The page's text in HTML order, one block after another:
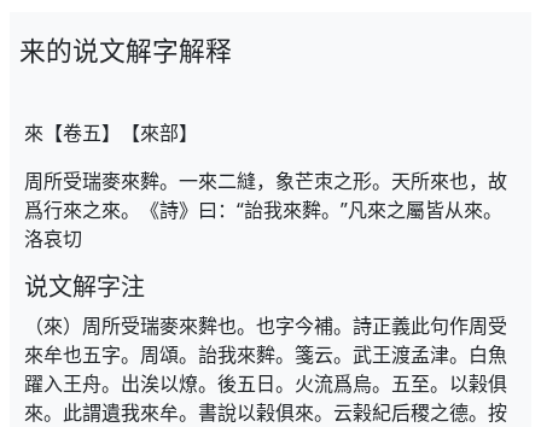
来的说文解字解释
來【卷五】【來部】
周所受瑞麥來麰。一來二縫，象芒朿之形。天所來也，故
爲行來之來。《詩》曰：“詒我來麰。”凡來之屬皆从來。
洛哀切
说文解字注
（來）周所受瑞麥來麰也。也字今補。詩正義此句作周受
來牟也五字。周頌。詒我來麰。箋云。武王渡孟津。白魚
躍入王舟。出涘以燎。後五日。火流爲烏。五至。以榖俱
來。此謂遺我來牟。書說以榖俱來。云榖紀后稷之德。按